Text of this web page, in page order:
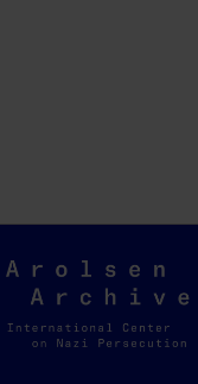
Arolsen
Archives